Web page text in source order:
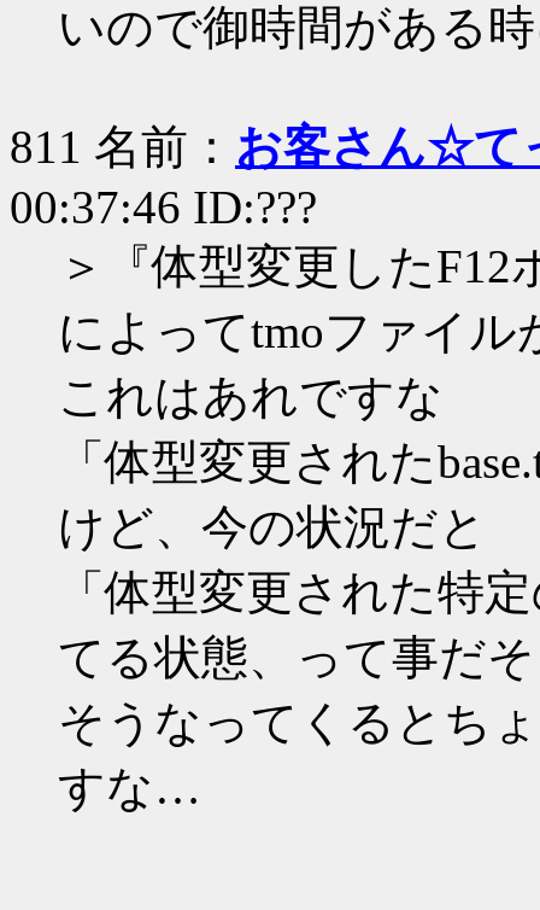
いので御時間がある
811 名前： お客さん☆て
00:37:46 ID:???
＞『体型変更したF12
によってtmoファイル
これはあれですな
「体型変更された
けど、今の状況だと
「体型変更された特
てる状態、って事だ
そうなってくるとち
すな…